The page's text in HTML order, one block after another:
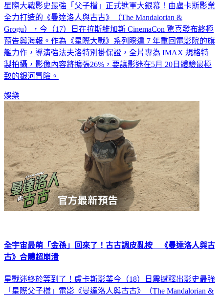
星際大戰影史最強「父子檔」正式進軍大銀幕！由盧卡斯影業
全力打造的《曼達洛人與古古》（The Mandalorian &
Grogu），今（17）日在拉斯維加斯 CinemaCon 驚喜發布終極
預告與海報。作為《星際大戰》系列睽違 7 年重回電影院的旗
艦力作，導演強法夫洛特別掛保證，全片專為 IMAX 規格特
製拍攝，影像內容將擴張26%，要讓影迷在5月 20日體驗最極
致的銀河冒險。
娛樂
全宇宙最萌「金孫」回來了！古古調皮亂按 《曼達洛人與古
古》合體超崩潰
星戰迷終於等到了！盧卡斯影業今（18）日震撼釋出影史最強
「星際父子檔」電影《曼達洛人與古古》（The Mandalorian &